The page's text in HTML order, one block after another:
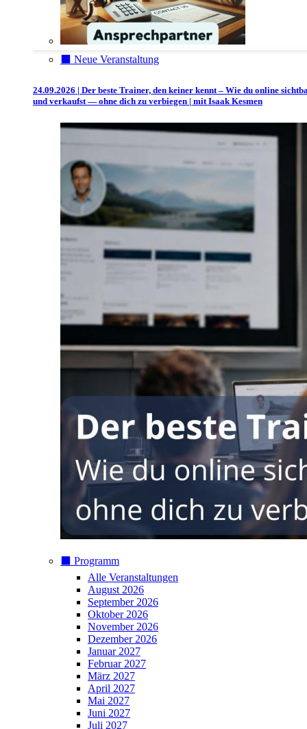
⬛️ Neue Veranstaltung
24.09.2026 | Der beste Trainer, den keiner kennt – Wie du online
und verkaufst — ohne dich zu verbiegen | mit Isaak Kesmen
⬛️ Programm
Alle Veranstaltungen
August 2026
September 2026
Oktober 2026
November 2026
Dezember 2026
Januar 2027
Februar 2027
März 2027
April 2027
Mai 2027
Juni 2027
Juli 2027